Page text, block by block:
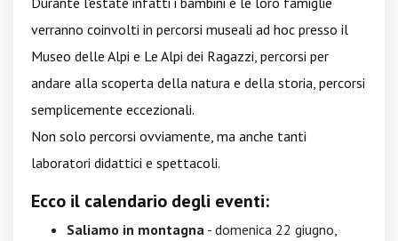
verranno coinvolti in percorsi museali ad hoc presso il
Museo delle Alpi e Le Alpi dei Ragazzi, percorsi per
andare alla scoperta della natura e della storia, percorsi
semplicemente eccezionali.
Non solo percorsi ovviamente, ma anche tanti
laboratori didattici e spettacoli.
Ecco il calendario degli eventi:
Saliamo in montagna - domenica 22 giugno,